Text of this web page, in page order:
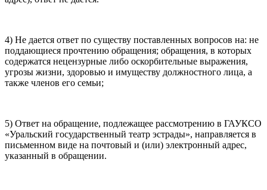
4) Не дается ответ по существу поставленных вопросов на: не
поддающиеся прочтению обращения; обращения, в которых
содержатся нецензурные либо оскорбительные выражения,
угрозы жизни, здоровью и имуществу должностного лица, а
также членов его семьи;
5) Ответ на обращение, подлежащее рассмотрению в ГАУКСО
«Уральский государственный театр эстрады», направляется в
письменном виде на почтовый и (или) электронный адрес,
указанный в обращении.